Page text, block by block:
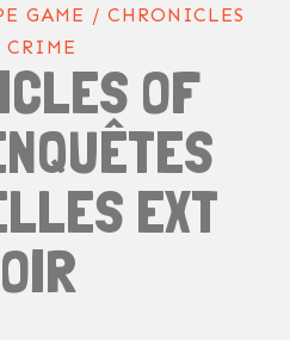
GAME / CHRONICLES
CRIME
OF
EXT